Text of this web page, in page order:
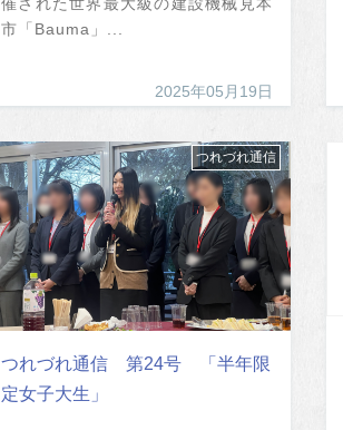
催された世界最大級の建設機械見本
市「Bauma」...
2025年05月19日
つれづれ通信 第24号 「半年限
定女子大生」
つれづれ通信